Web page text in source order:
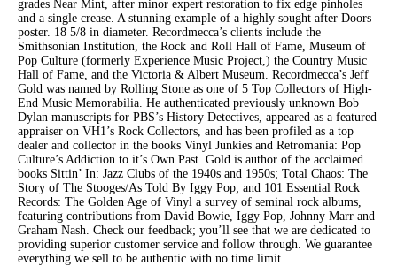
grades Near Mint, after minor expert restoration to fix edge pinholes
and a single crease. A stunning example of a highly sought after Doors
poster. 18 5/8 in diameter. Recordmecca’s clients include the
Smithsonian Institution, the Rock and Roll Hall of Fame, Museum of
Pop Culture (formerly Experience Music Project,) the Country Music
Hall of Fame, and the Victoria & Albert Museum. Recordmecca’s Jeff
Gold was named by Rolling Stone as one of 5 Top Collectors of High-
End Music Memorabilia. He authenticated previously unknown Bob
Dylan manuscripts for PBS’s History Detectives, appeared as a featured
appraiser on VH1’s Rock Collectors, and has been profiled as a top
dealer and collector in the books Vinyl Junkies and Retromania: Pop
Culture’s Addiction to it’s Own Past. Gold is author of the acclaimed
books Sittin’ In: Jazz Clubs of the 1940s and 1950s; Total Chaos: The
Story of The Stooges/As Told By Iggy Pop; and 101 Essential Rock
Records: The Golden Age of Vinyl a survey of seminal rock albums,
featuring contributions from David Bowie, Iggy Pop, Johnny Marr and
Graham Nash. Check our feedback; you’ll see that we are dedicated to
providing superior customer service and follow through. We guarantee
everything we sell to be authentic with no time limit.